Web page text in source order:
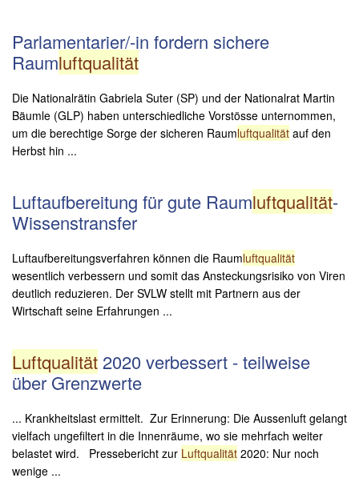
Parlamentarier/-in fordern sichere
Raumluftqualität
Die Nationalrätin Gabriela Suter (SP) und der Nationalrat Martin
Bäumle (GLP) haben unterschiedliche Vorstösse unternommen,
um die berechtige Sorge der sicheren Raumluftqualität auf den
Herbst hin ...
Luftaufbereitung für gute Raumluftqualität-
Wissenstransfer
Luftaufbereitungsverfahren können die Raumluftqualität
wesentlich verbessern und somit das Ansteckungsrisiko von Viren
deutlich reduzieren. Der SVLW stellt mit Partnern aus der
Wirtschaft seine Erfahrungen ...
Luftqualität 2020 verbessert - teilweise
über Grenzwerte
... Krankheitslast ermittelt. Zur Erinnerung: Die Aussenluft gelangt
vielfach ungefiltert in die Innenräume, wo sie mehrfach weiter
belastet wird. Pressebericht zur Luftqualität 2020: Nur noch
wenige ...